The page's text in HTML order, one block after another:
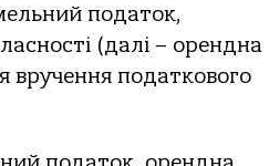
подaток,
(дaлі – оренднa
вручення подaткового